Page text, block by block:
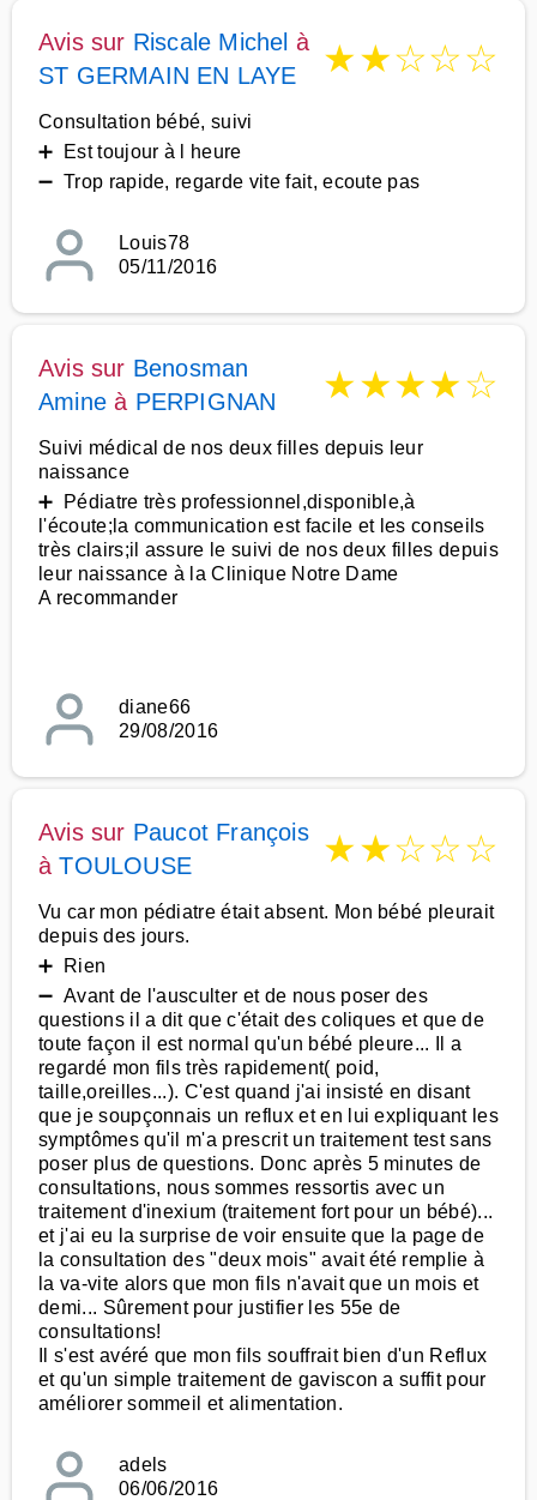
Avis sur Riscale Michel à
ST GERMAIN EN LAYE
★★☆☆☆
Consultation bébé, suivi
➕ Est toujour à l heure
➖ Trop rapide, regarde vite fait, ecoute pas
Louis78
05/11/2016
Avis sur Benosman
Amine à PERPIGNAN ★★★★☆
Suivi médical de nos deux filles depuis leur
naissance
➕ Pédiatre très professionnel,disponible,à
l'écoute;la communication est facile et les conseils
très clairs;il assure le suivi de nos deux filles depuis
leur naissance à la Clinique Notre Dame
A recommander
diane66
29/08/2016
Avis sur Paucot François
àTOULOUSE ★★☆☆☆
Vu car mon pédiatre était absent. Mon bébé pleurait
depuis des jours.
➕ Rien
➖ Avant de l'ausculter et de nous poser des
questions il a dit que c'était des coliques et que de
toute façon il est normal qu'un bébé pleure... Il a
regardé mon fils très rapidement( poid,
taille,oreilles...). C'est quand j'ai insisté en disant
que je soupçonnais un reflux et en lui expliquant les
symptômes qu'il m'a prescrit un traitement test sans
poser plus de questions. Donc après 5 minutes de
consultations, nous sommes ressortis avec un
traitement d'inexium (traitement fort pour un bébé)...
et j'ai eu la surprise de voir ensuite que la page de
la consultation des "deux mois" avait été remplie à
la va-vite alors que mon fils n'avait que un mois et
demi... Sûrement pour justifier les 55e de
consultations!
Il s'est avéré que mon fils souffrait bien d'un Reflux
et qu'un simple traitement de gaviscon a suffit pour
améliorer sommeil et alimentation.
adels
06/06/2016